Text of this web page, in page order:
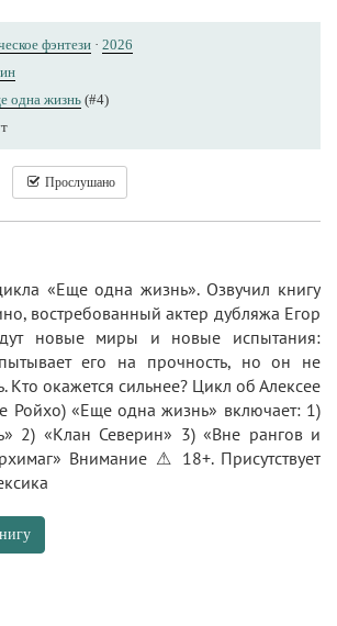
фэнтези · 2026
одна жизнь (#4)
Прослушано
«Еще одна жизнь». Озвучил книгу
востребованный актер дубляжа Егор
новые миры и новые испытания:
его на прочность, но он не
Кто окажется сильнее? Цикл об Алексее
Ройхо) «Еще одна жизнь» включает: 1)
2) «Клан Северин» 3) «Вне рангов и
Внимание ⚠ 18+. Присутствует